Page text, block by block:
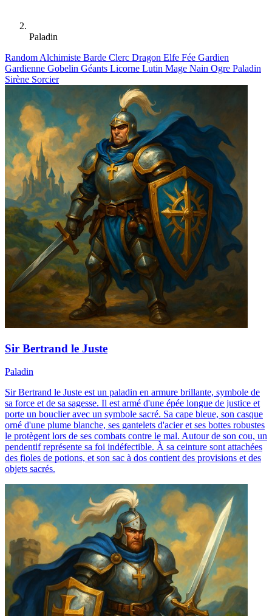
Paladin
Random Alchimiste Barde Clerc Dragon Elfe Fée Gardien
Gardienne Gobelin Géants Licorne Lutin Mage Nain Ogre Paladin
Sirène Sorcier
Sir Bertrand le Juste
Paladin
Sir Bertrand le Juste est un paladin en armure brillante, symbole de
sa force et de sa sagesse. Il est armé d'une épée longue de justice et
porte un bouclier avec un symbole sacré. Sa cape bleue, son casque
orné d'une plume blanche, ses gantelets d'acier et ses bottes robustes
le protègent lors de ses combats contre le mal. Autour de son cou, un
pendentif représente sa foi indéfectible. À sa ceinture sont attachées
des fioles de potions, et son sac à dos contient des provisions et des
objets sacrés.